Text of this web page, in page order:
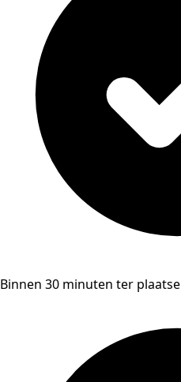
Binnen 30 minuten ter plaatse